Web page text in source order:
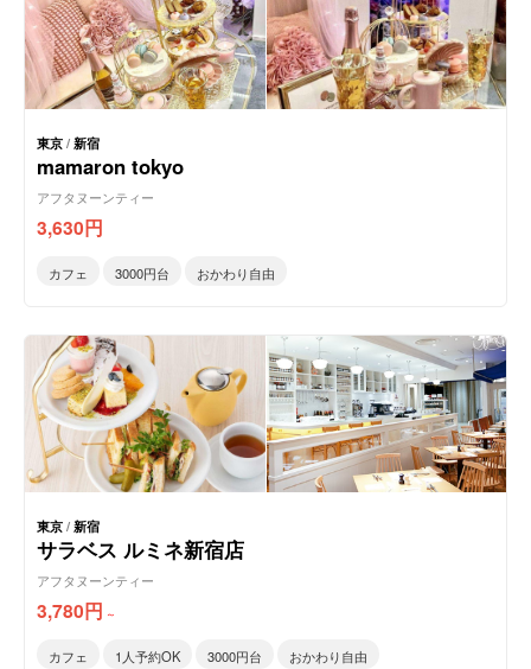
東京/新宿
mamaron tokyo
アフタヌーンティー
3,630円
カフェ 3000円台 おかわり自由
東京/新宿
サラベス ルミネ新宿店
アフタヌーンティー
3,780円 ～
カフェ 1人予約OK 3000円台 おかわり自由